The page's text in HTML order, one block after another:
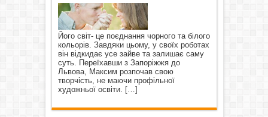
Його світ- це поєднання чорного та білого
кольорів. Завдяки цьому, у своїх роботах
він відкидає усе зайве та залишає саму
суть. Переїхавши з Запоріжжя до
Львова, Максим розпочав свою
творчість, не маючи профільної
художньої освіти. […]